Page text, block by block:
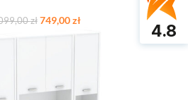
zł 749,00zł
4.8